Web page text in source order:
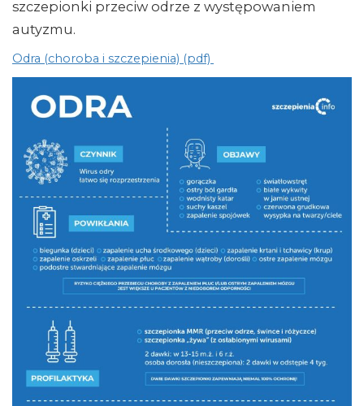
szczepionki przeciw odrze z występowaniem
autyzmu.
Odra (choroba i szczepienia) (pdf)